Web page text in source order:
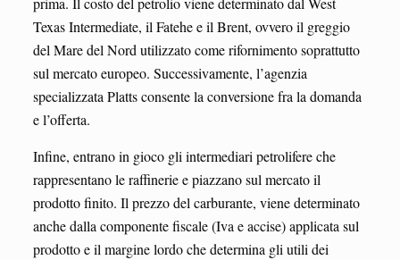
Texas Intermediate, il Fatehe e il Brent, ovvero il greggio
del Mare del Nord utilizzato come rifornimento soprattutto
sul mercato europeo. Successivamente, l’agenzia
specializzata Platts consente la conversione fra la domanda
e l’offerta.
Infine, entrano in gioco gli intermediari petrolifere che
rappresentano le raffinerie e piazzano sul mercato il
prodotto finito. Il prezzo del carburante, viene determinato
anche dalla componente fiscale (Iva e accise) applicata sul
prodotto e il margine lordo che determina gli utili dei